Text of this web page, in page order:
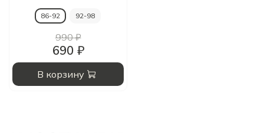
86-92 92-98
990 ₽
690 ₽
В корзину